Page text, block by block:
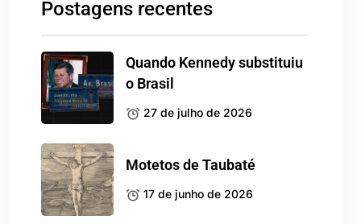
Postagens recentes
Quando Kennedy substituiu
o Brasil
27 de julho de 2026
Motetos de Taubaté
17 de junho de 2026